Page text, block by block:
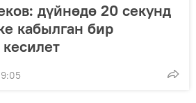
дүйнөдө 20 секунд
кабылган бир